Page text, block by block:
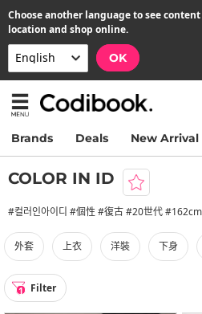
Choose another language to see
location and shop online.
OK
Brands Deals New Arrival
COLOR IN ID
#컬러인아이디 #個性 #復古 #20世代 #162cm
外套 上衣 洋裝 下身
1 Filter